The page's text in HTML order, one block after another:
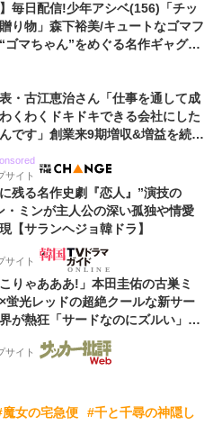
】毎日配信!少年アシベ(156)「チッ
り物」森下裕美/キュートなゴマフ
ゴマちゃん”をめぐる名作ギャグ4
・古江恵治さん「仕事を通して成
くわくドキドキできる会社にした
です」創業来9期増収&増益を続け
サイト
残る名作史劇『恋人』”演技の
・ミンが主人公の深い孤独や情愛
【サランヘジョ韓ドラ】
サイト
こりゃあああ!」本田圭佑の古巣ミ
蛍光レッドの超絶クールな新サー
が熱狂「サードなのにズルい」
けえわ」
サイト
魔女の宅急便 #千と千尋の神隠し